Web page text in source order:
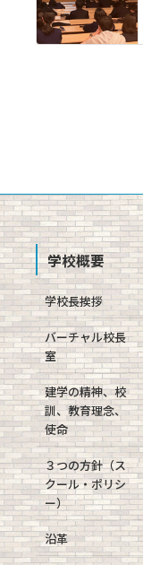
学校概要
学校長挨拶
バーチャル校長
室
建学の精神、校
訓、教育理念、
使命
３つの方針（ス
クール・ポリシ
ー）
沿革